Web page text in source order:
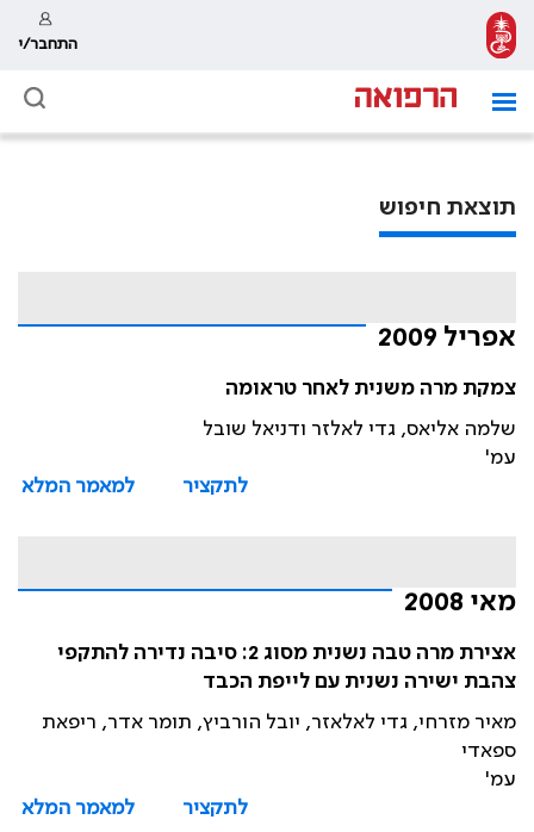
התחבר/י
תוצאת חיפוש
אפריל 2009
צמקת מרה משנית לאחר טראומה
שלמה אליאס, גדי לאלזר ודניאל שובל
עמ'
לתקציר
למאמר המלא
מאי 2008
אצירת מרה טבה נשנית מסוג 2: סיבה נדירה להתקפי
צהבת ישירה נשנית עם לייפת הכבד
מאיר מזרחי, גדי לאלאזר, יובל הורביץ, תומר אדר, ריפאת
ספאדי
עמ'
לתקציר
למאמר המלא